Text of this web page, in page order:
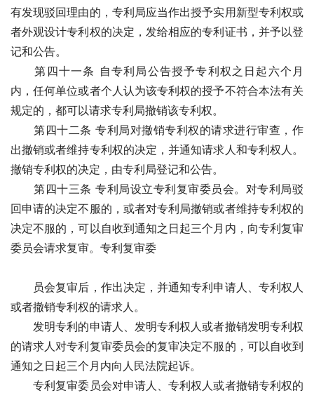
有发现驳回理由的，专利局应当作出授予实用新型专利权或
者外观设计专利权的决定，发给相应的专利证书，并予以登
记和公告。
第四十一条 自专利局公告授予专利权之日起六个月
内，任何单位或者个人认为该专利权的授予不符合本法有关
规定的，都可以请求专利局撤销该专利权。
第四十二条 专利局对撤销专利权的请求进行审查，作
出撤销或者维持专利权的决定，并通知请求人和专利权人。
撤销专利权的决定，由专利局登记和公告。
第四十三条 专利局设立专利复审委员会。对专利局驳
回申请的决定不服的，或者对专利局撤销或者维持专利权的
决定不服的，可以自收到通知之日起三个月内，向专利复审
委员会请求复审。专利复审委
员会复审后，作出决定，并通知专利申请人、专利权人
或者撤销专利权的请求人。
发明专利的申请人、发明专利权人或者撤销发明专利权
的请求人对专利复审委员会的复审决定不服的，可以自收到
通知之日起三个月内向人民法院起诉。
专利复审委员会对申请人、专利权人或者撤销专利权的